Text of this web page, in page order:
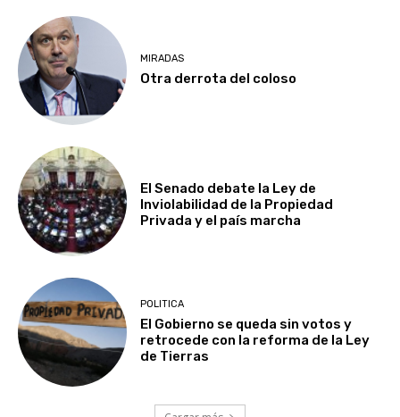
MIRADAS
Otra derrota del coloso
El Senado debate la Ley de
Inviolabilidad de la Propiedad
Privada y el país marcha
POLITICA
El Gobierno se queda sin votos y
retrocede con la reforma de la Ley
de Tierras